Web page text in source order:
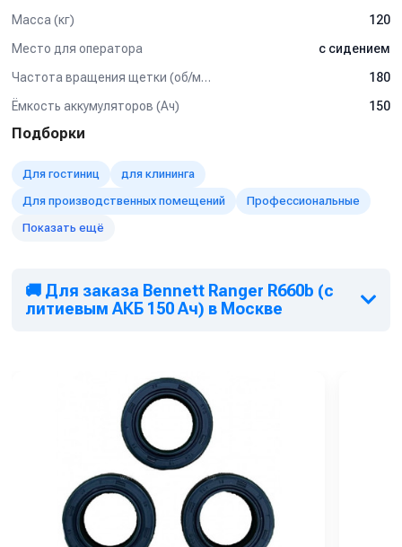
Масса (кг)
120
Место для оператора
с сидением
Частота вращения щетки (об/мин)
180
Ёмкость аккумуляторов (Ач)
150
Подборки
Для гостиниц
для клининга
Для производственных помещений
Профессиональные
Показать ещё
🚚 Для заказа Bennett Ranger R660b (с
литиевым АКБ 150 Ач) в Москве